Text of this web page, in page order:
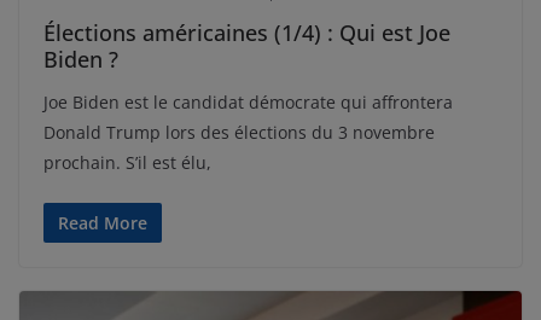
Élections américaines (1/4) : Qui est Joe
Biden ?
Joe Biden est le candidat démocrate qui affrontera
Donald Trump lors des élections du 3 novembre
prochain. S’il est élu,
Read More